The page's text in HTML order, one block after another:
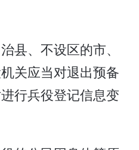
县、不设区的市、
关应当对退出预备
行兵役登记信息变